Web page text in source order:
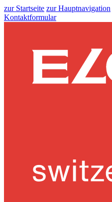
zur Startseite zur Hauptnavigation
Kontaktformular